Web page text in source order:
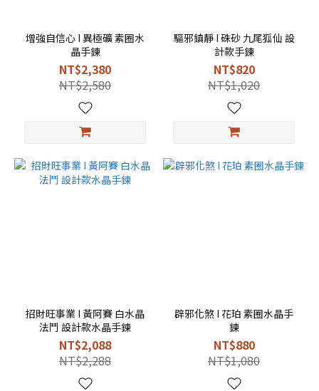
增強自信心 I 異極礦 素圈水
晶手鍊
NT$2,380
NT$2,580
驅邪鎮靜 I 硃砂 九尾狐仙 設
計款手鍊
NT$820
NT$1,020
招財旺事業 I 黃阿賽 白水晶
法鬥 設計款水晶手鍊
NT$2,088
NT$2,288
辟邪化煞 I 花珀 素圈水晶手
鍊
NT$880
NT$1,080